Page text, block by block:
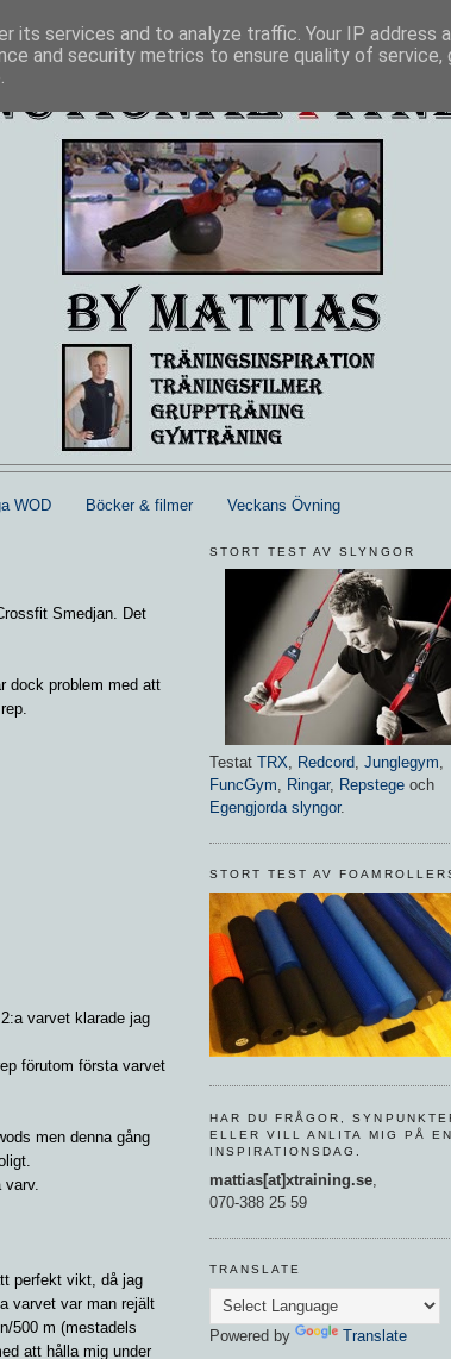
WOD Böcker & filmer Veckans Övning
Smedjan. Det
dock problem med att
varvet klarade jag
förutom första varvet
men denna gång
varv.
perfekt vikt, då jag
varvet var man rejält
500 m (mestadels
att hålla mig under
STORT TEST AV SLYNGOR
Testat TRX, Redcord, Junglegym,
FuncGym, Ringar, Repstege och
Egengjorda slyngor.
STORT TEST AV
HAR DU FRÅGOR,
ELLER VILL ANLITA MIG PÅ EN
INSPIRATIONSDAG.
mattias[at]xtraining.se,
070-388 25 59
TRANSLATE
Powered by Translate
its services and to analyze traffic. Your IP address
and security metrics to ensure quality of service,